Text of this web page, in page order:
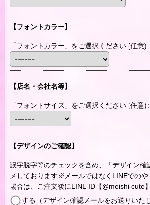
【フォントカラー】
「フォントカラー」をご選択ください (任意):
【店名・会社名等】
「フォントサイズ」をご選択ください (任意):
【デザインのご確認】
誤字脱字等のチェックを含め、「デザイン確
メしております※メールではなくLINEでのや
場合は、ご注文後にLINE ID【@meishi-cute
する（デザイン確認メールをお送りいた